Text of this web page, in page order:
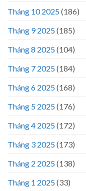
Tháng 10 2025(186)
Tháng 9 2025(185)
Tháng 8 2025(104)
Tháng 7 2025(184)
Tháng 6 2025(168)
Tháng 5 2025(176)
Tháng 4 2025(172)
Tháng 3 2025(173)
Tháng 2 2025(138)
Tháng 1 2025(33)